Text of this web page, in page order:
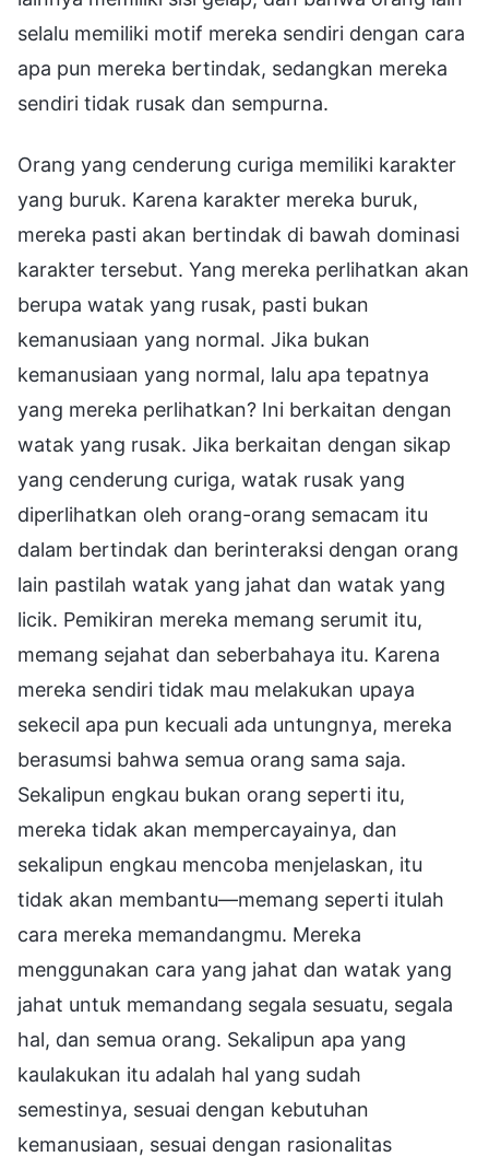
selalu memiliki motif mereka sendiri dengan cara
apa pun mereka bertindak, sedangkan mereka
sendiri tidak rusak dan sempurna.
Orang yang cenderung curiga memiliki karakter
yang buruk. Karena karakter mereka buruk,
mereka pasti akan bertindak di bawah dominasi
karakter tersebut. Yang mereka perlihatkan akan
berupa watak yang rusak, pasti bukan
kemanusiaan yang normal. Jika bukan
kemanusiaan yang normal, lalu apa tepatnya
yang mereka perlihatkan? Ini berkaitan dengan
watak yang rusak. Jika berkaitan dengan sikap
yang cenderung curiga, watak rusak yang
diperlihatkan oleh orang-orang semacam itu
dalam bertindak dan berinteraksi dengan orang
lain pastilah watak yang jahat dan watak yang
licik. Pemikiran mereka memang serumit itu,
memang sejahat dan seberbahaya itu. Karena
mereka sendiri tidak mau melakukan upaya
sekecil apa pun kecuali ada untungnya, mereka
berasumsi bahwa semua orang sama saja.
Sekalipun engkau bukan orang seperti itu,
mereka tidak akan mempercayainya, dan
sekalipun engkau mencoba menjelaskan, itu
tidak akan membantu—memang seperti itulah
cara mereka memandangmu. Mereka
menggunakan cara yang jahat dan watak yang
jahat untuk memandang segala sesuatu, segala
hal, dan semua orang. Sekalipun apa yang
kaulakukan itu adalah hal yang sudah
semestinya, sesuai dengan kebutuhan
kemanusiaan, sesuai dengan rasionalitas